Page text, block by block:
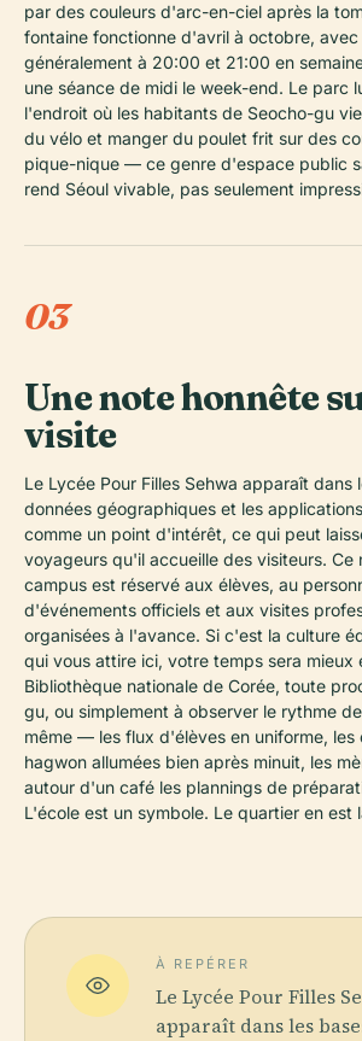
par des couleurs d'arc-en-ciel après la
fontaine fonctionne d'avril à octobre,
généralement à 20:00 et 21:00 en
une séance de midi le week-end. Le parc
l'endroit où les habitants de Seocho-gu
du vélo et manger du poulet frit sur des
pique-nique — ce genre d'espace public
rend Séoul vivable, pas seulement
03
Une note honnête
visite
Le Lycée Pour Filles Sehwa apparaît dans
données géographiques et les
comme un point d'intérêt, ce qui peut
voyageurs qu'il accueille des visiteurs. Ce
campus est réservé aux élèves, au
d'événements officiels et aux visites
organisées à l'avance. Si c'est la culture
qui vous attire ici, votre temps sera mieux
Bibliothèque nationale de Corée, toute
gu, ou simplement à observer le rythme
même — les flux d'élèves en uniforme, les
hagwon allumées bien après minuit, les
autour d'un café les plannings de
L'école est un symbole. Le quartier en est
À REPÉRER
Le Lycée Pour Filles
apparaît dans les